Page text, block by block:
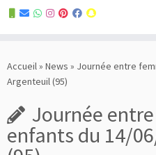
to
content
Accueil» News » Journée entre
Argenteuil (95)
Journée
enfants du 14/